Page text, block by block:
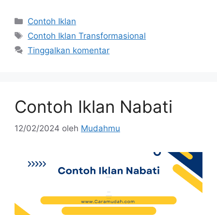
Contoh Iklan
Contoh Iklan Transformasional
Tinggalkan komentar
Contoh Iklan Nabati
12/02/2024 oleh Mudahmu